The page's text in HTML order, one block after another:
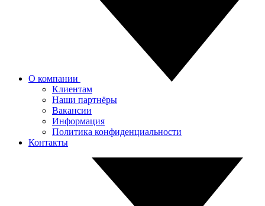
О компании
Клиентам
Наши партнёры
Вакансии
Информация
Политика конфиденциальности
Контакты